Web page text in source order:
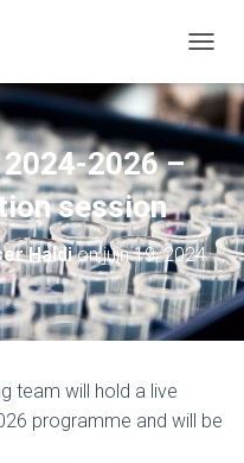
2026 –
session
Haldionjuin 19, 2024
team will hold a live
programme and will be